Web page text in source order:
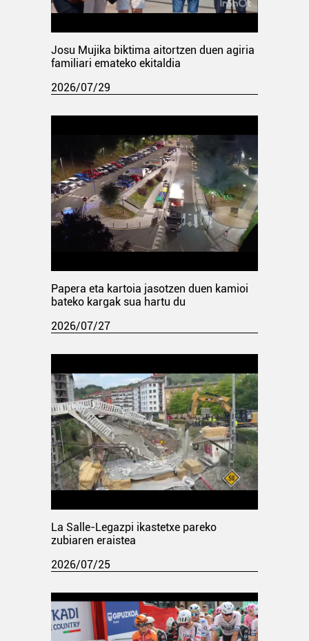
Josu Mujika biktima aitortzen duen agiria
familiari emateko ekitaldia
2026/07/29
Papera eta kartoia jasotzen duen kamioi
bateko kargak sua hartu du
2026/07/27
La Salle-Legazpi ikastetxe pareko
zubiaren eraistea
2026/07/25